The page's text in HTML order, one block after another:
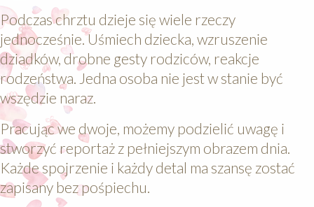
Podczas chrztu dzieje się wiele rzeczy
jednocześnie. Uśmiech dziecka, wzruszenie
dziadków, drobne gesty rodziców, reakcje
rodzeństwa. Jedna osoba nie jest w stanie być
wszędzie naraz.
Pracując we dwoje, możemy podzielić uwagę i
stworzyć reportaż z pełniejszym obrazem dnia.
Każde spojrzenie i każdy detal ma szansę zostać
zapisany bez pośpiechu.